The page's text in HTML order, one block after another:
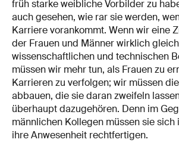
früh starke weibliche Vorbilder zu
auch gesehen, wie rar sie werden,
Karriere vorankommt. Wenn wir eine
der Frauen und Männer wirklich
wissenschaftlichen und technischen
müssen wir mehr tun, als Frauen zu
Karrieren zu verfolgen; wir müssen
abbauen, die sie daran zweifeln
überhaupt dazugehören. Denn im
männlichen Kollegen müssen sie sich
ihre Anwesenheit rechtfertigen.